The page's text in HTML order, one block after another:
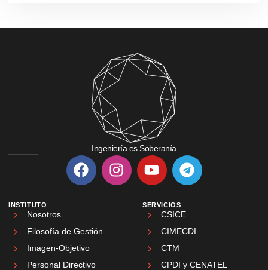
Ingeniería es Soberanía
INSTITUTO
Nosotros
Filosofía de Gestión
Imagen-Objetivo
Personal Directivo
SERVICIOS
CSICE
CIMECDI
CTM
CPDI y CENATEL